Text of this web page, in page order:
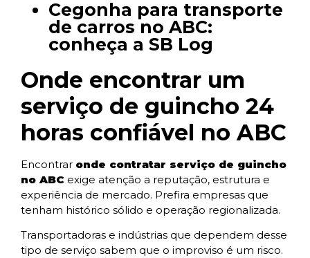
Cegonha para transporte
de carros no ABC:
conheça a SB Log
Onde encontrar um
serviço de guincho 24
horas confiável no ABC
Encontrar onde contratar serviço de guincho
no ABC exige atenção a reputação, estrutura e
experiência de mercado. Prefira empresas que
tenham histórico sólido e operação regionalizada.
Transportadoras e indústrias que dependem desse
tipo de serviço sabem que o improviso é um risco.